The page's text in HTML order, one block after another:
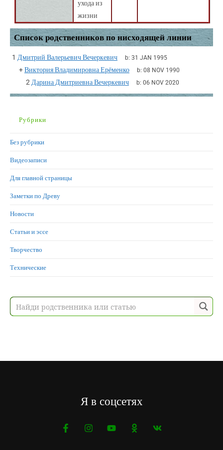
ухода из
жизни
Список родственников по нисходящей линии
1 Дмитрий Валерьевич Вечеркевич b: 31 JAN 1995
+Виктория Владимировна Ерёменко b: 08 NOV 1990
2 Дарина Дмитриевна Вечеркевич b: 06 NOV 2020
Рубрики
Без рубрики
Видеозаписи
Для главной страницы
Заметки по Древу
Новости
Статьи и эссе
Творчество
Технические
Я в соцсетях